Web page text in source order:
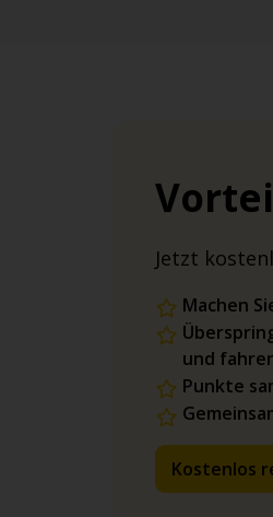
Jetzt
Machen
und
Punkte
Kostenlos